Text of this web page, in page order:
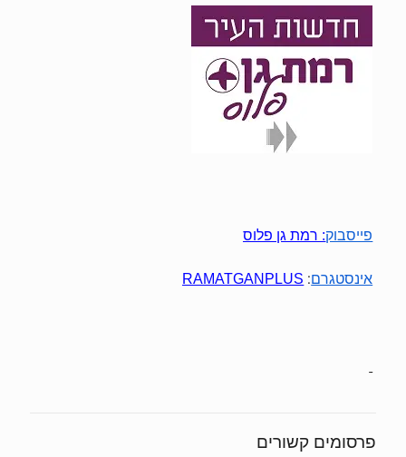
פייסבוק: רמת גן פלוס
אינסטגרם:
RAMATGANPLUS
פרסומים קשורים